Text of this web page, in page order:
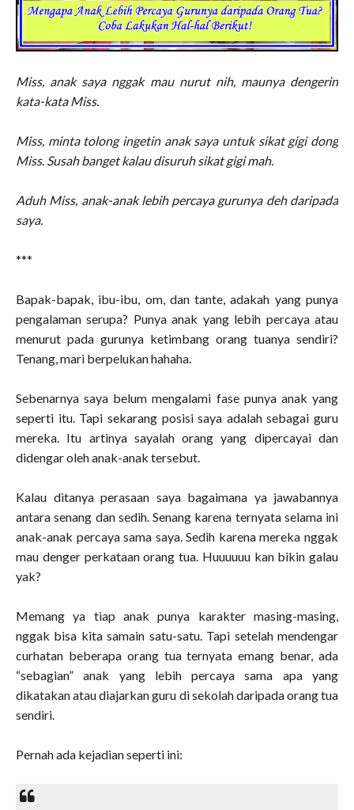
Miss, anak saya nggak mau nurut nih, maunya dengerin
kata-kata Miss.
Miss, minta tolong ingetin anak saya untuk sikat gigi dong
Miss. Susah banget kalau disuruh sikat gigi mah.
Aduh Miss, anak-anak lebih percaya gurunya deh daripada
saya.
***
Bapak-bapak, ibu-ibu, om, dan tante, adakah yang punya
pengalaman serupa? Punya anak yang lebih percaya atau
menurut pada gurunya ketimbang orang tuanya sendiri?
Tenang, mari berpelukan hahaha.
Sebenarnya saya belum mengalami fase punya anak yang
seperti itu. Tapi sekarang posisi saya adalah sebagai guru
mereka. Itu artinya sayalah orang yang dipercayai dan
didengar oleh anak-anak tersebut.
Kalau ditanya perasaan saya bagaimana ya jawabannya
antara senang dan sedih. Senang karena ternyata selama ini
anak-anak percaya sama saya. Sedih karena mereka nggak
mau denger perkataan orang tua. Huuuuuu kan bikin galau
yak?
Memang ya tiap anak punya karakter masing-masing,
nggak bisa kita samain satu-satu. Tapi setelah mendengar
curhatan beberapa orang tua ternyata emang benar, ada
“sebagian” anak yang lebih percaya sama apa yang
dikatakan atau diajarkan guru di sekolah daripada orang tua
sendiri.
Pernah ada kejadian seperti ini: